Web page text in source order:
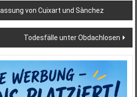
von Cuixart und Sànchez
Todesfälle unter Obdachlosen